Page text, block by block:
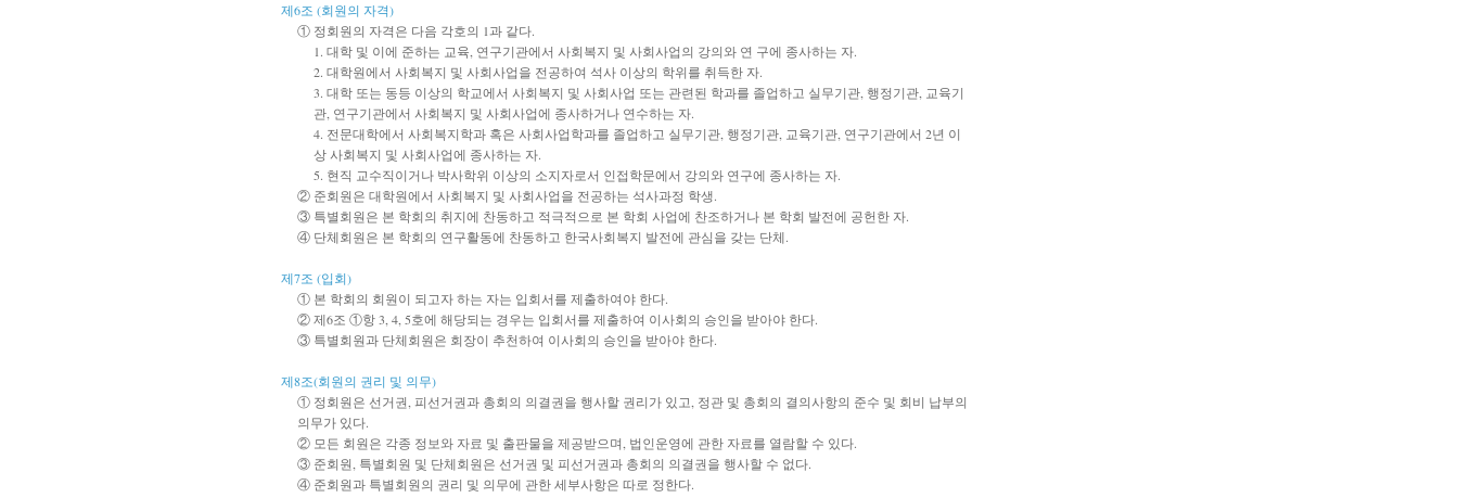
제6조 (회원의 자격)
① 정회원의 자격은 다음 각호의 1과 같다.
1. 대학 및 이에 준하는 교육, 연구기관에서 사회복지 및 사회사업의 강의와 연 구에 종사하는 자.
2. 대학원에서 사회복지 및 사회사업을 전공하여 석사 이상의 학위를 취득한 자.
3. 대학 또는 동등 이상의 학교에서 사회복지 및 사회사업 또는 관련된 학과를 졸업하고 실무기관, 행정기관, 교육기
관, 연구기관에서 사회복지 및 사회사업에 종사하거나 연수하는 자.
4. 전문대학에서 사회복지학과 혹은 사회사업학과를 졸업하고 실무기관, 행정기관, 교육기관, 연구기관에서 2년 이
상 사회복지 및 사회사업에 종사하는 자.
5. 현직 교수직이거나 박사학위 이상의 소지자로서 인접학문에서 강의와 연구에 종사하는 자.
② 준회원은 대학원에서 사회복지 및 사회사업을 전공하는 석사과정 학생.
③ 특별회원은 본 학회의 취지에 찬동하고 적극적으로 본 학회 사업에 찬조하거나 본 학회 발전에 공헌한 자.
④ 단체회원은 본 학회의 연구활동에 찬동하고 한국사회복지 발전에 관심을 갖는 단체.
제7조 (입회)
① 본 학회의 회원이 되고자 하는 자는 입회서를 제출하여야 한다.
② 제6조 ①항 3, 4, 5호에 해당되는 경우는 입회서를 제출하여 이사회의 승인을 받아야 한다.
③ 특별회원과 단체회원은 회장이 추천하여 이사회의 승인을 받아야 한다.
제8조(회원의 권리 및 의무)
① 정회원은 선거권, 피선거권과 총회의 의결권을 행사할 권리가 있고, 정관 및 총회의 결의사항의 준수 및 회비 납부의
의무가 있다.
② 모든 회원은 각종 정보와 자료 및 출판물을 제공받으며, 법인운영에 관한 자료를 열람할 수 있다.
③ 준회원, 특별회원 및 단체회원은 선거권 및 피선거권과 총회의 의결권을 행사할 수 없다.
④ 준회원과 특별회원의 권리 및 의무에 관한 세부사항은 따로 정한다.